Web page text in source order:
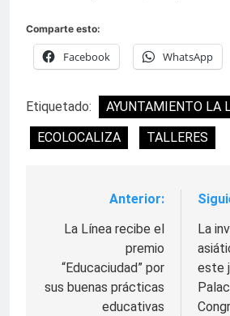
Comparte esto:
Facebook WhatsApp
Etiquetado:
AYUNTAMIENTO LA
ECOLOCALIZA
TALLERES
Navegación
entradas
Anterior:
La Línea recibe el
premio
“Educaciudad” por
sus buenas prácticas
educativas
La
este